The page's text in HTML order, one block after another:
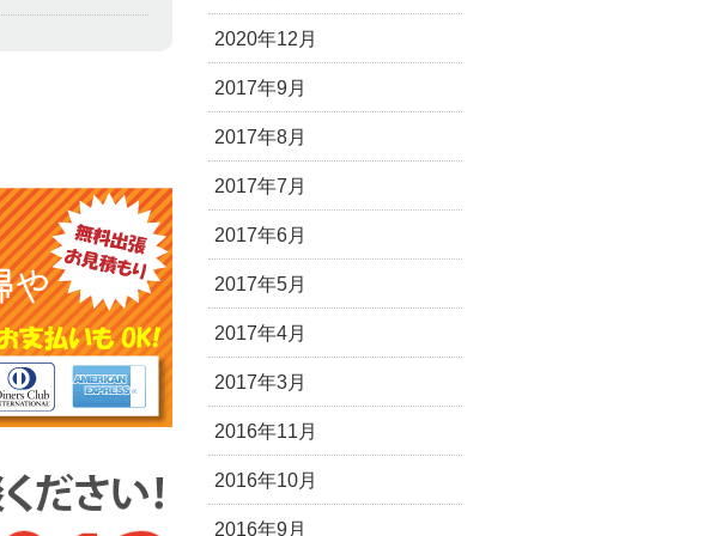
2020年12月
2017年9月
2017年8月
2017年7月
2017年6月
2017年5月
2017年4月
2017年3月
2016年11月
2016年10月
2016年9月